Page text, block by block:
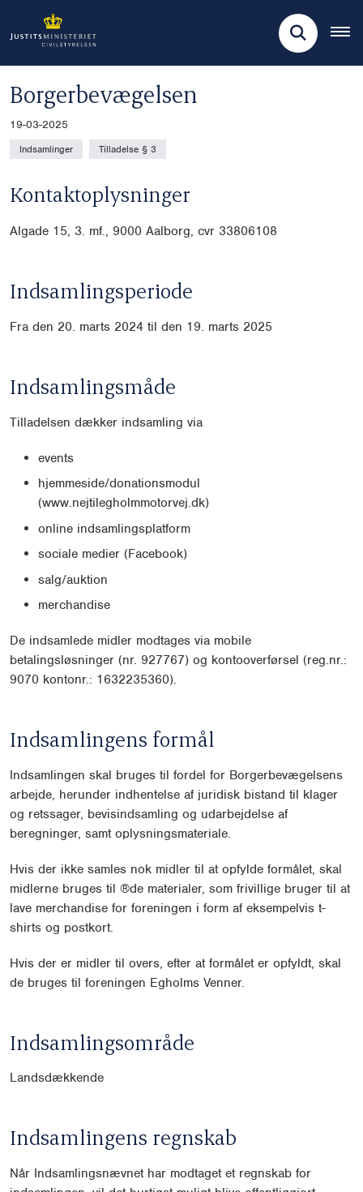
Borgerbevægelsen
19-03-2025
Indsamlinger Tilladelse § 3
Kontaktoplysninger
Algade 15, 3. mf., 9000 Aalborg, cvr 33806108
Indsamlingsperiode
Fra den 20. marts 2024 til den 19. marts 2025
Indsamlingsmåde
Tilladelsen dækker indsamling via
events
hjemmeside/donationsmodul
(www.nejtilegholmmotorvej.dk)
online indsamlingsplatform
sociale medier (Facebook)
salg/auktion
merchandise
De indsamlede midler modtages via mobile
betalingsløsninger (nr. 927767) og kontooverførsel (reg.nr.:
9070 kontonr.: 1632235360).
Indsamlingens formål
Indsamlingen skal bruges til fordel for Borgerbevægelsens
arbejde, herunder indhentelse af juridisk bistand til klager
og retssager, bevisindsamling og udarbejdelse af
beregninger, samt oplysningsmateriale.
Hvis der ikke samles nok midler til at opfylde formålet, skal
midlerne bruges til ®de materialer, som frivillige bruger til at
lave merchandise for foreningen i form af eksempelvis t-
shirts og postkort.
Hvis der er midler til overs, efter at formålet er opfyldt, skal
de bruges til foreningen Egholms Venner.
Indsamlingsområde
Landsdækkende
Indsamlingens regnskab
Når Indsamlingsnævnet har modtaget et regnskab for